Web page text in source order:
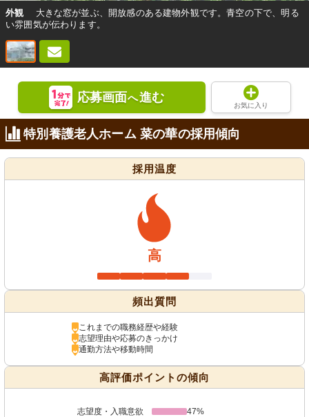
外観
大きな窓が並ぶ、開放感のある建物外観です。青空の下で、明る
い雰囲気が伝わります。
応募画面へ進む
お気に入り
特別養護老人ホーム 菜の華の採用傾向
採用温度
高
頻出質問
これまでの職務経歴や経験
志望理由や応募のきっかけ
通勤方法や移動時間
高評価ポイントの傾向
志望度・入職意欲
47%